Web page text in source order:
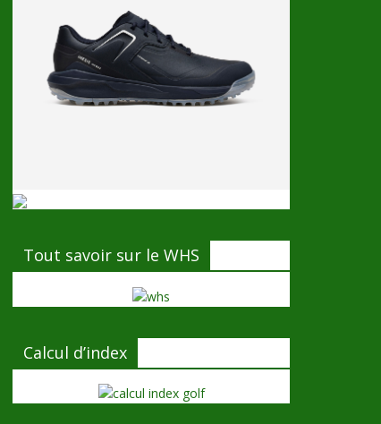
Tout savoir sur le WHS
Calcul d’index